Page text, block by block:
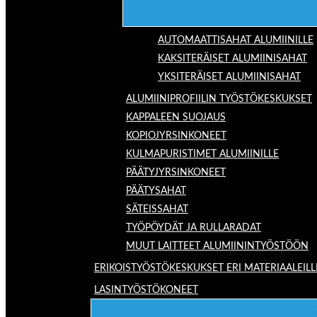
AUTOMAATTISAHAT ALUMIINILLE
KAKSITERÄISET ALUMIINISAHAT
YKSITERÄISET ALUMIINISAHAT
ALUMIINIPROFIILIN TYÖSTÖKESKUKSET
KAPPALEEN SUOJAUS
KOPIOJYRSINKONEET
KULMAPURISTIMET ALUMIINILLE
PÄÄTYJYRSINKONEET
PÄÄTYSAHAT
SÄTEISSAHAT
TYÖPÖYDÄT JA RULLARADAT
MUUT LAITTEET ALUMIININTYÖSTÖÖN
ERIKOISTYÖSTÖKESKUKSET ERI
LASINTYÖSTÖKONEET